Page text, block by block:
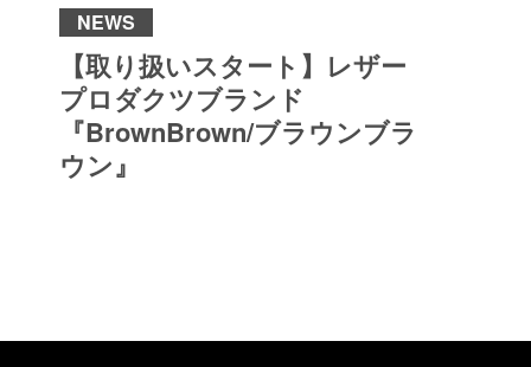
NEWS
【取り扱いスタート】レザー
プロダクツブランド
『BrownBrown/ブラウンブラ
ウン』